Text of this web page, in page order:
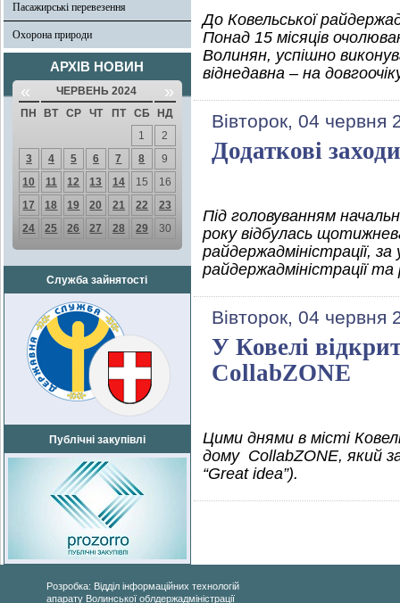
Пасажирські перевезення
Охорона природи
АРХІВ НОВИН
« ЧЕРВЕНЬ 2024 »
ПН ВТ СР ЧТ ПТ СБ
НД
1
2
3
4 5 6 7 8
9
10
11 12 13 14 15
16
17
18 19 20 21 22
23
24
25 26 27 28 29 30
Служба зайнятості
Публічні закупівлі
До Ковельської
Понад 15 місяців
Волинян, успішно
віднедавна – на
Вівторок, 04 червня
Додаткові
Під головуванням
року відбулась
райдержадміністрації,
райдержадміністрації та
Вівторок, 04 червня
У Ковелі
CollabZONE
Цими днями в місті
дому CollabZONE, який
“Great idea”).
Розробка: Відділ інформаційних технологій
апарату Волинської облдержадміністрації